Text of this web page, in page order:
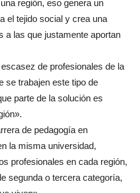
región, eso genera un
el tejido social y crea una
a las que justamente aportan
de profesionales de la
se trabajen este tipo de
parte de la solución es
de pedagogía en
la misma universidad,
profesionales en cada región,
segunda o tercera categoría,